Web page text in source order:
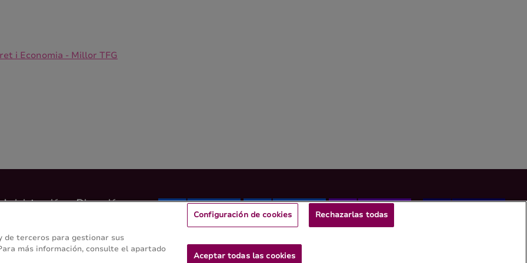
i Economia - Millor TFG
y Dirección
de terceros para gestionar sus
más información, consulte el apartado
Configuración de cookies Rechazarlas todas
Aceptar todas las cookies